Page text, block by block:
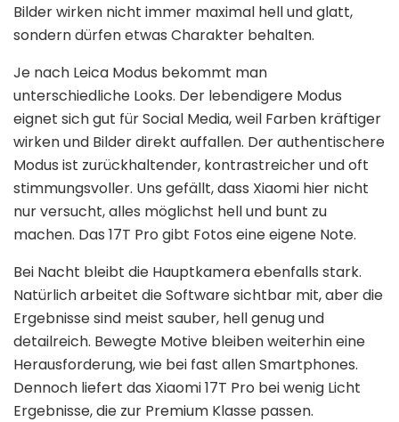
Bilder wirken nicht immer maximal hell und glatt,
sondern dürfen etwas Charakter behalten.
Je nach Leica Modus bekommt man
unterschiedliche Looks. Der lebendigere Modus
eignet sich gut für Social Media, weil Farben kräftiger
wirken und Bilder direkt auffallen. Der authentischere
Modus ist zurückhaltender, kontrastreicher und oft
stimmungsvoller. Uns gefällt, dass Xiaomi hier nicht
nur versucht, alles möglichst hell und bunt zu
machen. Das 17T Pro gibt Fotos eine eigene Note.
Bei Nacht bleibt die Hauptkamera ebenfalls stark.
Natürlich arbeitet die Software sichtbar mit, aber die
Ergebnisse sind meist sauber, hell genug und
detailreich. Bewegte Motive bleiben weiterhin eine
Herausforderung, wie bei fast allen Smartphones.
Dennoch liefert das Xiaomi 17T Pro bei wenig Licht
Ergebnisse, die zur Premium Klasse passen.